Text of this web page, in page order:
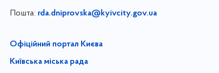
Пошта: rda.dniprovska@kyivcity.gov.ua
Офіційний портал Києва
Київська міська рада